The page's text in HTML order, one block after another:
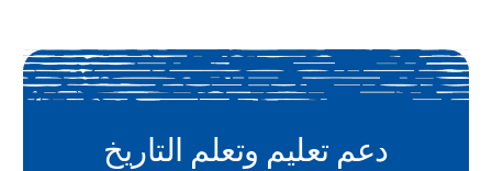
دعم تعليم وتعلم التاريخ